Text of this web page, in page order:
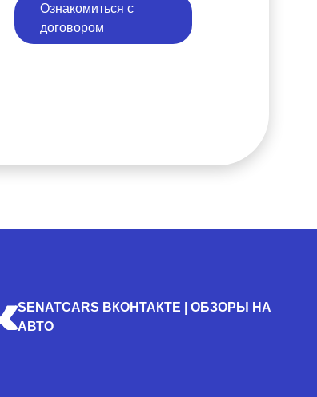
Ознакомиться с
договором
SENATCARS ВКОНТАКТЕ | ОБЗОРЫ НА
АВТО